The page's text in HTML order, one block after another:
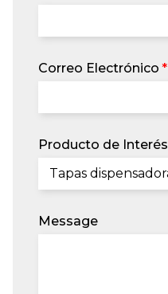
Correo Electrónico
Producto de Interés
Message